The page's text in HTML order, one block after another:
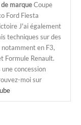
marqueCoupe
Ford Fiesta
J'ai également
techniques sur des
en F3,
Formule Renault.
concession
moi sur